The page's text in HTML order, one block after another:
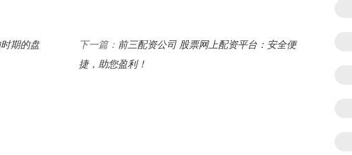
期的盘
下一篇： 前三配资公司 股票网上配资平台：安全便
捷，助您盈利！